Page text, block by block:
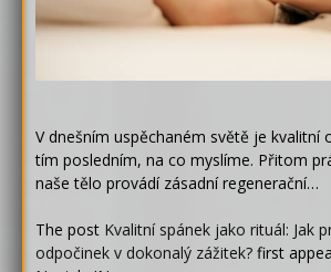
V dnešním uspěchaném světě je kvalitní
tím posledním, na co myslíme. Přitom
naše tělo provádí zásadní regenerační…
The post Kvalitní spánek jako rituál: Jak
odpočinek v dokonalý zážitek? first